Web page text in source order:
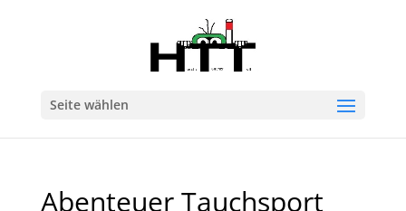
Seite wählen
Abenteuer Tauchsport